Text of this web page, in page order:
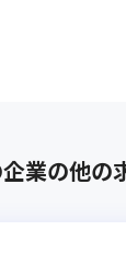
業の他の